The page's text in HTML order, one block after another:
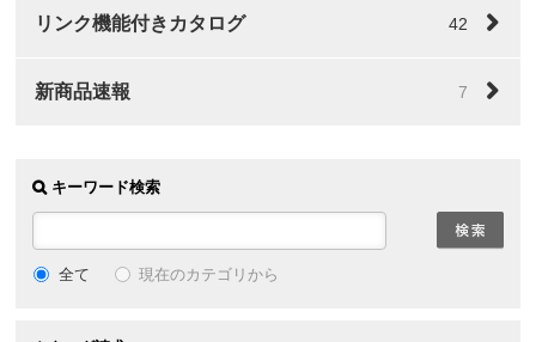
リンク機能付きカタログ 42
新商品速報 7
キーワード検索
全て 現在のカテゴリから